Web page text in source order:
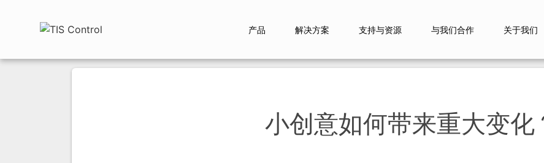
产品 解决方案 支持与资源 与我们合作 关于我们
小创意如何带来重大变化